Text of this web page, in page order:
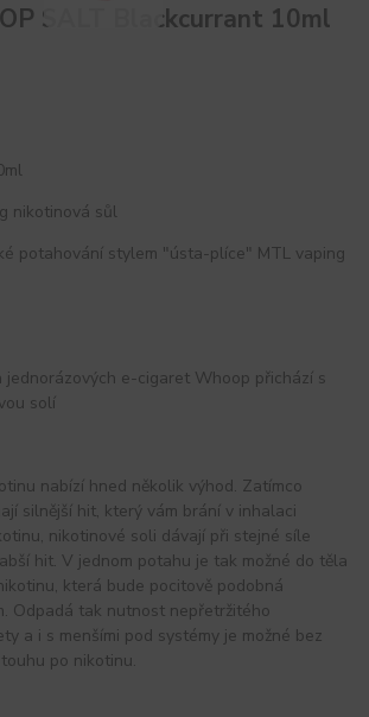
SALT Blackcurrant 10ml
nikotinová sůl
potahování stylem "ústa-plíce" MTL vaping
jednorázových e-cigaret Whoop přichází s
solí
nabízí hned několik výhod. Zatímco
silnější hit, který vám brání v inhalaci
nikotinové soli dávají při stejné síle
hit. V jednom potahu je tak možné do těla
která bude pocitově podobná
Odpadá tak nutnost nepřetržitého
a i s menšími pod systémy je možné bez
po nikotinu.